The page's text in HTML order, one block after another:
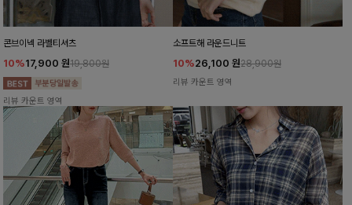
콘브이넥 라벨티셔츠
10%17,900 원19,800원
리뷰 카운트 영역
소프트해 라운드니트
10%26,100 원28,900원
리뷰 카운트 영역